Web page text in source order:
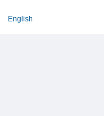
English